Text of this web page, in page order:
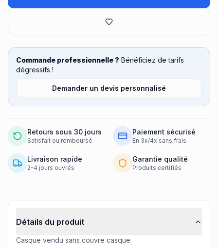
Commande professionnelle ? Bénéficiez de tarifs
dégressifs !
Demander un devis personnalisé
Retours sous 30 jours
Satisfait ou remboursé
Paiement sécurisé
En 3x/4x sans frais
Livraison rapide
2-4 jours ouvrés
Garantie qualité
Produits certifiés
Détails du produit
Casque vendu sans couvre casque.